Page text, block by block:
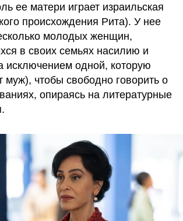
ее матери играет израильская
происхождения Рита). У нее
молодых женщин,
в своих семьях насилию и
исключением одной, которую
муж), чтобы свободно говорить о
опираясь на литературные